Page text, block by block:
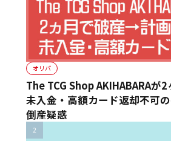
オリパ
The TCG Shop AKIHABARAが
未入金・高額カード返却不可
倒産疑惑